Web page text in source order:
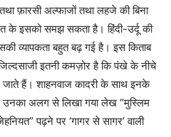
फ़ारसी अल्‍फाजों तथा लहजे की बिना
के इसको समझ सकता है। हिंदी-उर्दू की
व्‍यापकता बहुत बढ़ गई है। इस किताब
इतनी कमज़ोर है कि पंखे के नीचे
हैं। शाहनवाज कादरी के साथ इनके
अलग से लिखा गया लेख “मुस्लिम
पढ़ने पर ‘गागर से सागर’ वाली